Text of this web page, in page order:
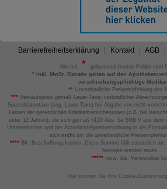
Barrierefreiheitserklärung Kontakt AGB
Alle mit
gekennzeichneten Felder sind
*inkl. MwSt. Rabatte gelten auf den
verschreibungspflichtige
** Unverbindliche Preisempfehlung des
*** Verkaufspreis gemäß Lauer-Taxe; verbindlicher
Spezialitätentaxe (sog. Lauer-Taxe) bei Abgabe von nicht
Lasten der gesetzlichen Krankenversicherungen (z.B. bei
unter 12 Jahren), die sich gemäß §129 Abs. 5a SGB V aus dem
Unternehmens und der Arzneimittelpreisverordnung in der
sich nicht um die unverbindliche
****BK: Beschaffungskosten. Diese Summe fällt zusätzlich an,
bezogen werden muss.
*****verw. bis: Verwendbar
Hier können Sie Ihre Cookie-